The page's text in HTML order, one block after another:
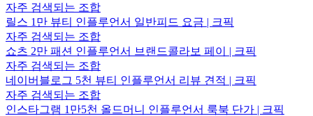
자주 검색되는 조합
릴스 1만 뷰티 인플루언서 일반피드 요금 | 크픽
자주 검색되는 조합
쇼츠 2만 패션 인플루언서 브랜드콜라보 페이 | 크픽
자주 검색되는 조합
네이버블로그 5천 뷰티 인플루언서 리뷰 견적 | 크픽
자주 검색되는 조합
인스타그램 1만5천 올드머니 인플루언서 룩북 단가 | 크픽